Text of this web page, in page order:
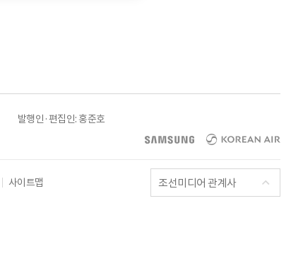
발행인·편집인: 홍준호
사이트맵 조선미디어 관계사